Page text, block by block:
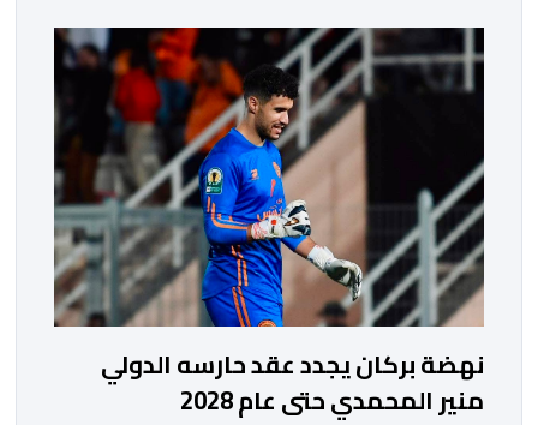
التي جمعتهما، مساء اليوم السبت على أرضية ملعب مولاي
الحسن بالرباط، برسم الدور ربع النهائي، ليضمن بذلك رسميا
مشاركته […]
نهضة بركان يجدد عقد حارسه الدولي
منير المحمدي حتى عام 2028